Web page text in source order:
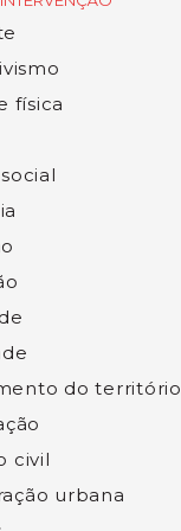
física
do território
civil
urbana